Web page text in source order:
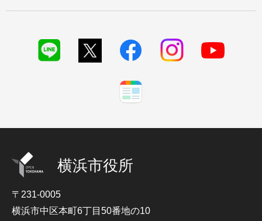
横浜市役所
〒231-0005
横浜市中区本町6丁目50番地の10